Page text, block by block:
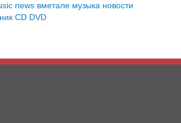
news вметале музыка новости
CD DVD